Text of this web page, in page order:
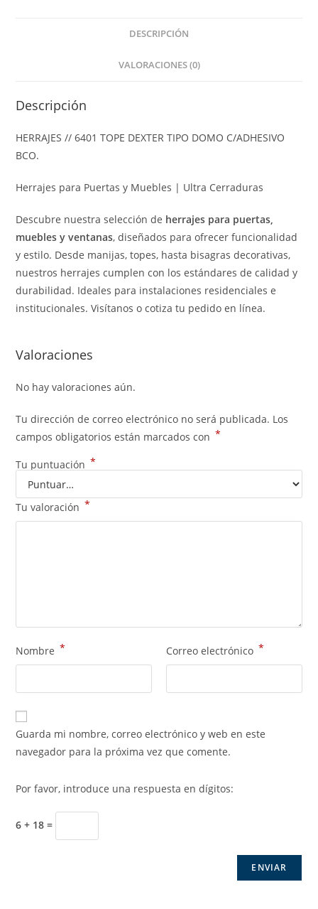
DESCRIPCIÓN
VALORACIONES (0)
Descripción
HERRAJES // 6401 TOPE DEXTER TIPO DOMO C/ADHESIVO
BCO.
Herrajes para Puertas y Muebles | Ultra Cerraduras
Descubre nuestra selección de herrajes para puertas,
muebles y ventanas, diseñados para ofrecer funcionalidad
y estilo. Desde manijas, topes, hasta bisagras decorativas,
nuestros herrajes cumplen con los estándares de calidad y
durabilidad. Ideales para instalaciones residenciales e
institucionales. Visítanos o cotiza tu pedido en línea.
Valoraciones
No hay valoraciones aún.
Tu dirección de correo electrónico no será publicada. Los
campos obligatorios están marcados con *
Tu puntuación *
Tu valoración *
Nombre * Correo electrónico *
Guarda mi nombre, correo electrónico y web en este
navegador para la próxima vez que comente.
Por favor, introduce una respuesta en dígitos:
6 + 18 =